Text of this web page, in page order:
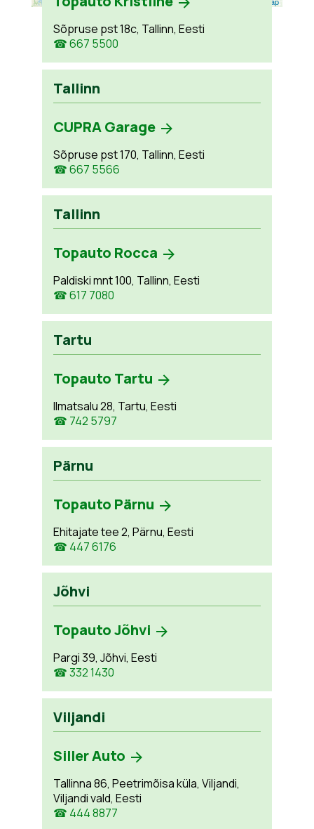
Sõpruse pst 18c, Tallinn, Eesti
☎ 667 5500
Tallinn
CUPRA Garage
Sõpruse pst 170, Tallinn, Eesti
☎ 667 5566
Tallinn
Topauto Rocca
Paldiski mnt 100, Tallinn, Eesti
☎ 617 7080
Tartu
Topauto Tartu
Ilmatsalu 28, Tartu, Eesti
☎ 742 5797
Pärnu
Topauto Pärnu
Ehitajate tee 2, Pärnu, Eesti
☎ 447 6176
Jõhvi
Topauto Jõhvi
Pargi 39, Jõhvi, Eesti
☎ 332 1430
Viljandi
Siller Auto
Tallinna 86, Peetrimõisa küla, Viljandi,
Viljandi vald, Eesti
☎ 444 8877